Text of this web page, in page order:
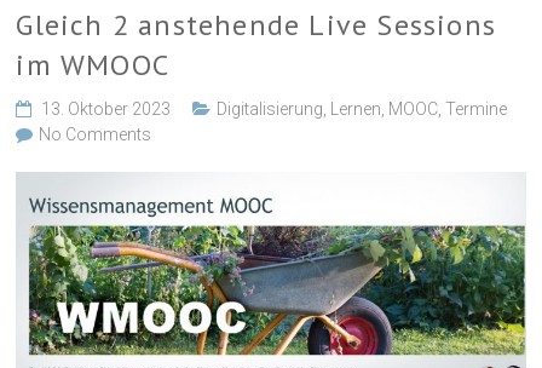
Gleich 2 anstehende Live Sessions
im WMOOC
13. Oktober 2023 Digitalisierung Lernen MOOC ,Termine
No Comments